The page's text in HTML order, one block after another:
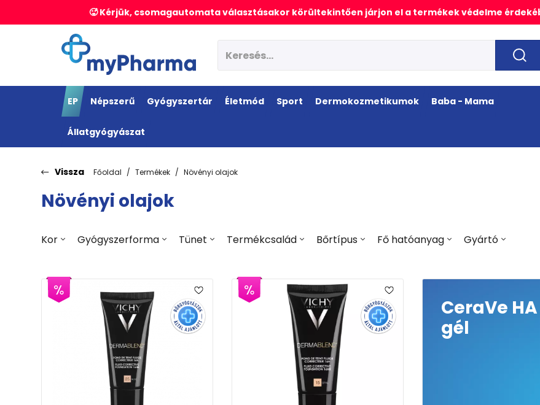
🥵 Kérjük, csomagautomata választásakor körültekintően járjon el a termékek védelme
EP Népszerű Gyógyszertár Életmód Sport Dermokozmetikumok Baba - Mama
Állatgyógyászat
Vissza Főoldal Termékek Növényi olajok
Növényi olajok
Kor Gyógyszerforma Tünet Termékcsalád Bőrtípus Fő hatóanyag Gyártó
CeraVe HA
gél